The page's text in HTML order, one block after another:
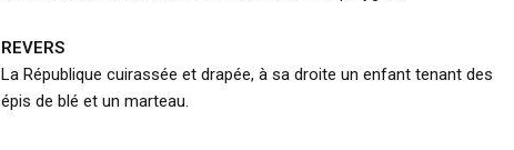
REVERS
La République cuirassée et drapée, à sa droite un enfant tenant des
épis de blé et un marteau.